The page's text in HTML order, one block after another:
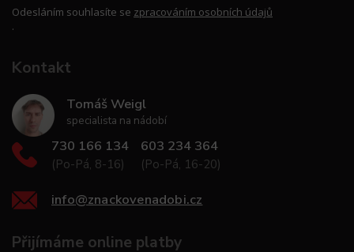
Odesláním souhlasíte se zpracováním osobních údajů
.
Kontakt
Tomáš Weigl
specialista na nádobí
730 166 134
(Po-Pá, 8-16)
603 234 364
(Po-Pá, 16-20)
info@znackovenadobi.cz
Přijímáme online platby